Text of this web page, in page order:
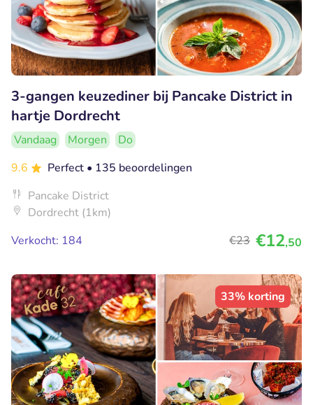
3-gangen keuzediner bij Pancake District in
hartje Dordrecht
Vandaag Morgen
Do
9.6
Perfect • 135 beoordelingen
Pancake District
Dordrecht (1km)
Verkocht: 184
€23 €12,50
33% korting